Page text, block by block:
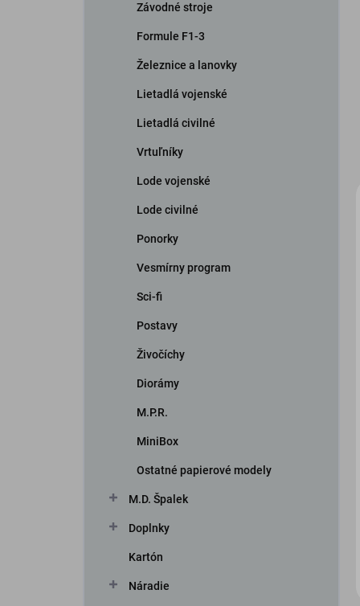
Závodné stroje
Formule F1-3
Železnice a lanovky
Lietadlá vojenské
Lietadlá civilné
Vrtuľníky
Lode vojenské
Lode civilné
Ponorky
Vesmírny program
Sci-fi
Postavy
Živočíchy
Diorámy
M.P.R.
MiniBox
Ostatné papierové modely
M.D. Špalek
Doplnky
Kartón
Náradie